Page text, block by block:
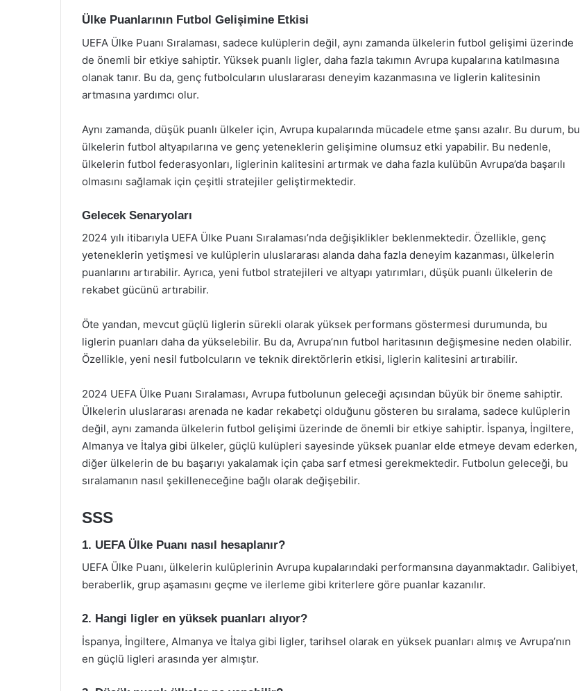
Ülke Puanlarının Futbol Gelişimine Etkisi
UEFA Ülke Puanı Sıralaması, sadece kulüplerin değil, aynı zamanda ülkelerin futbol gelişimi üzerinde
de önemli bir etkiye sahiptir. Yüksek puanlı ligler, daha fazla takımın Avrupa kupalarına katılmasına
olanak tanır. Bu da, genç futbolcuların uluslararası deneyim kazanmasına ve liglerin kalitesinin
artmasına yardımcı olur.
Aynı zamanda, düşük puanlı ülkeler için, Avrupa kupalarında mücadele etme şansı azalır. Bu durum, bu
ülkelerin futbol altyapılarına ve genç yeteneklerin gelişimine olumsuz etki yapabilir. Bu nedenle,
ülkelerin futbol federasyonları, liglerinin kalitesini artırmak ve daha fazla kulübün Avrupa’da başarılı
olmasını sağlamak için çeşitli stratejiler geliştirmektedir.
Gelecek Senaryoları
2024 yılı itibarıyla UEFA Ülke Puanı Sıralaması’nda değişiklikler beklenmektedir. Özellikle, genç
yeteneklerin yetişmesi ve kulüplerin uluslararası alanda daha fazla deneyim kazanması, ülkelerin
puanlarını artırabilir. Ayrıca, yeni futbol stratejileri ve altyapı yatırımları, düşük puanlı ülkelerin de
rekabet gücünü artırabilir.
Öte yandan, mevcut güçlü liglerin sürekli olarak yüksek performans göstermesi durumunda, bu
liglerin puanları daha da yükselebilir. Bu da, Avrupa’nın futbol haritasının değişmesine neden olabilir.
Özellikle, yeni nesil futbolcuların ve teknik direktörlerin etkisi, liglerin kalitesini artırabilir.
2024 UEFA Ülke Puanı Sıralaması, Avrupa futbolunun geleceği açısından büyük bir öneme sahiptir.
Ülkelerin uluslararası arenada ne kadar rekabetçi olduğunu gösteren bu sıralama, sadece kulüplerin
değil, aynı zamanda ülkelerin futbol gelişimi üzerinde de önemli bir etkiye sahiptir. İspanya, İngiltere,
Almanya ve İtalya gibi ülkeler, güçlü kulüpleri sayesinde yüksek puanlar elde etmeye devam ederken,
diğer ülkelerin de bu başarıyı yakalamak için çaba sarf etmesi gerekmektedir. Futbolun geleceği, bu
sıralamanın nasıl şekilleneceğine bağlı olarak değişebilir.
SSS
1. UEFA Ülke Puanı nasıl hesaplanır?
UEFA Ülke Puanı, ülkelerin kulüplerinin Avrupa kupalarındaki performansına dayanmaktadır. Galibiyet,
beraberlik, grup aşamasını geçme ve ilerleme gibi kriterlere göre puanlar kazanılır.
2. Hangi ligler en yüksek puanları alıyor?
İspanya, İngiltere, Almanya ve İtalya gibi ligler, tarihsel olarak en yüksek puanları almış ve Avrupa’nın
en güçlü ligleri arasında yer almıştır.